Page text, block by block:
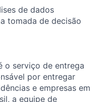
de dados
tomada de decisão
o serviço de entrega
por entregar
e empresas em
a equipe de